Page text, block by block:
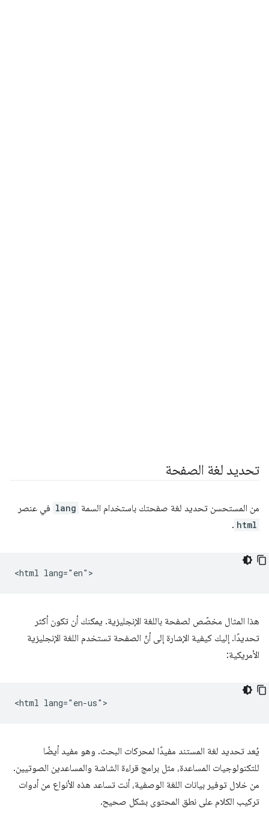
تحديد لغة الصفحة
من المستحسن تحديد لغة صفحتك باستخدام السمة lang في عنصر
html
.
هذا المثال مخصّص لصفحة باللغة الإنجليزية. يمكنك أن تكون أكثر
تحديدًا. إليك كيفية الإشارة إلى أنّ الصفحة تستخدم اللغة الإنجليزية
الأمريكية:
يُعد تحديد لغة المستند مفيدًا لمحركات البحث. وهو مفيد أيضًا
للتكنولوجيات المساعدة، مثل برامج قراءة الشاشة والمساعدين الصوتيين.
من خلال توفير بيانات اللغة الوصفية، أنت تساعد هذه الأنواع من أدوات
تركيب الكلام على نطق المحتوى بشكل صحيح.